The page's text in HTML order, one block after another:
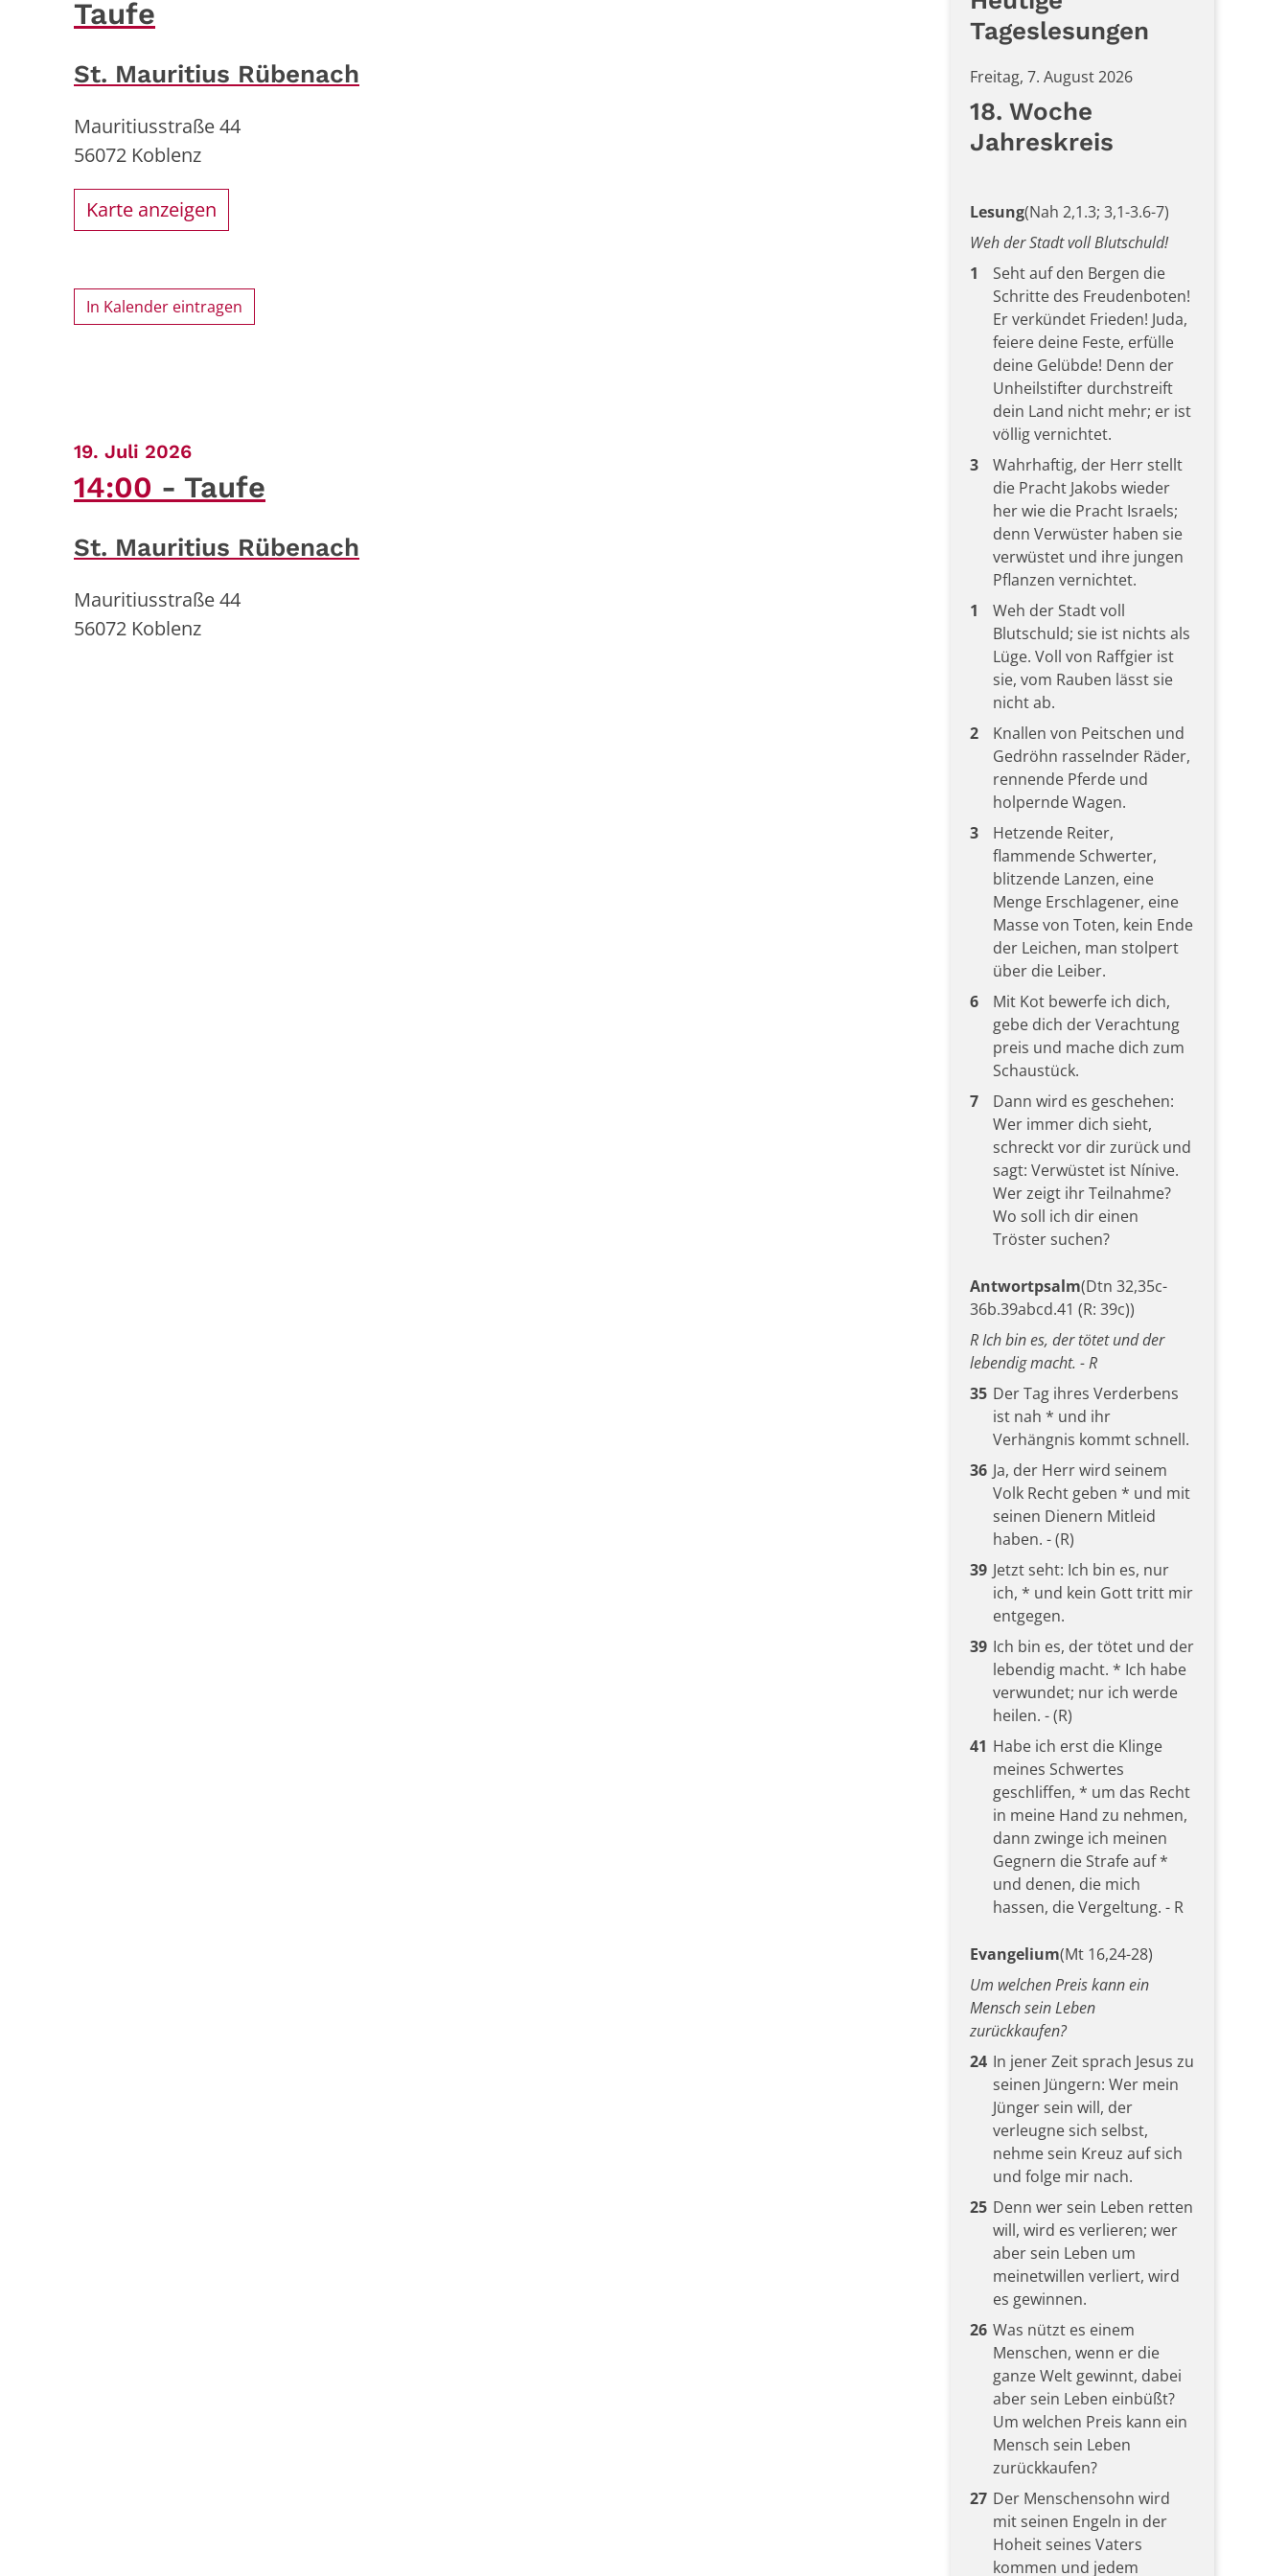
Taufe
St. Mauritius Rübenach
Mauritiusstraße 44
56072 Koblenz
Karte anzeigen
In Kalender eintragen
19. Juli 2026:
14:00 Taufe
St. Mauritius Rübenach
Mauritiusstraße 44
56072 Koblenz
Tageslesungen
Freitag, 7. August 2026
18. Woche
Jahreskreis
Lesung(Nah 2,1.3; 3,1-3.6-7)
Weh der Stadt voll Blutschuld!
1
Seht auf den Bergen die
Schritte des Freudenboten!
Er verkündet Frieden! Juda,
feiere deine Feste, erfülle
deine Gelübde! Denn der
Unheilstifter durchstreift
dein Land nicht mehr; er ist
völlig vernichtet.
3
Wahrhaftig, der Herr stellt
die Pracht Jakobs wieder
her wie die Pracht Israels;
denn Verwüster haben sie
verwüstet und ihre jungen
Pflanzen vernichtet.
1
Weh der Stadt voll
Blutschuld; sie ist nichts als
Lüge. Voll von Raffgier ist
sie, vom Rauben lässt sie
nicht ab.
2
Knallen von Peitschen und
Gedröhn rasselnder Räder,
rennende Pferde und
holpernde Wagen.
3
Hetzende Reiter,
flammende Schwerter,
blitzende Lanzen, eine
Menge Erschlagener, eine
Masse von Toten, kein Ende
der Leichen, man stolpert
über die Leiber.
6
Mit Kot bewerfe ich dich,
gebe dich der Verachtung
preis und mache dich zum
Schaustück.
7
Dann wird es geschehen:
Wer immer dich sieht,
schreckt vor dir zurück und
sagt: Verwüstet ist Nínive.
Wer zeigt ihr Teilnahme?
Wo soll ich dir einen
Tröster suchen?
Antwortpsalm(Dtn 32,35c-
36b.39abcd.41 (R: 39c))
R Ich bin es, der tötet und der
lebendig macht. - R
35 Der Tag ihres Verderbens
ist nah * und ihr
Verhängnis kommt schnell.
36 Ja, der Herr wird seinem
Volk Recht geben * und mit
seinen Dienern Mitleid
haben. - (R)
39 Jetzt seht: Ich bin es, nur
ich, * und kein Gott tritt mir
entgegen.
39 Ich bin es, der tötet und der
lebendig macht. * Ich habe
verwundet; nur ich werde
heilen. - (R)
41 Habe ich erst die Klinge
meines Schwertes
geschliffen, * um das Recht
in meine Hand zu nehmen,
dann zwinge ich meinen
Gegnern die Strafe auf *
und denen, die mich
hassen, die Vergeltung. - R
Evangelium(Mt 16,24-28)
Um welchen Preis kann ein
Mensch sein Leben
zurückkaufen?
24 In jener Zeit sprach Jesus zu
seinen Jüngern: Wer mein
Jünger sein will, der
verleugne sich selbst,
nehme sein Kreuz auf sich
und folge mir nach.
25 Denn wer sein Leben retten
will, wird es verlieren; wer
aber sein Leben um
meinetwillen verliert, wird
es gewinnen.
26 Was nützt es einem
Menschen, wenn er die
ganze Welt gewinnt, dabei
aber sein Leben einbüßt?
Um welchen Preis kann ein
Mensch sein Leben
zurückkaufen?
27 Der Menschensohn wird
mit seinen Engeln in der
Hoheit seines Vaters
kommen und jedem